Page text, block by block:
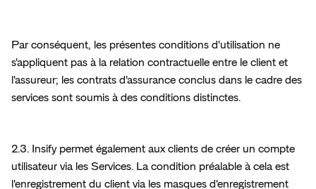
Par conséquent, les présentes conditions d'utilisation ne
s'appliquent pas à la relation contractuelle entre le client et
l'assureur; les contrats d'assurance conclus dans le cadre des
services sont soumis à des conditions distinctes.
2.3. Insify permet également aux clients de créer un compte
utilisateur via les Services. La condition préalable à cela est
l'enregistrement du client via les masques d'enregistrement